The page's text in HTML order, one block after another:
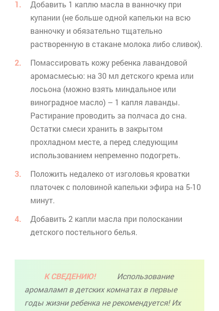
Добавить 1 каплю масла в ванночку при
купании (не больше одной капельки на всю
ванночку и обязательно тщательно
растворенную в стакане молока либо сливок).
Помассировать кожу ребенка лавандовой
аромасмесью: на 30 мл детского крема или
лосьона (можно взять миндальное или
виноградное масло) – 1 капля лаванды.
Растирание проводить за полчаса до сна.
Остатки смеси хранить в закрытом
прохладном месте, а перед следующим
использованием непременно подогреть.
Положить недалеко от изголовья кроватки
платочек с половиной капельки эфира на 5-10
минут.
Добавить 2 капли масла при полоскании
детского постельного белья.
К СВЕДЕНИЮ!
Использование
аромалампв детских комнатах в первые
годы жизни ребенка не рекомендуется! Их